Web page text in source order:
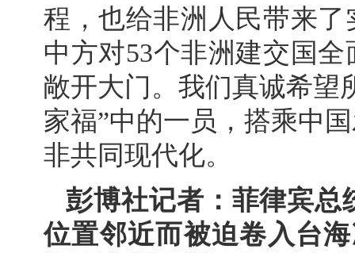
程，也给非洲人民带来
中方对53个非洲建交国
敞开大门。我们真诚希望
家福”中的一员，搭乘中
非共同现代化。
彭博社记者：菲律宾总
位置邻近而被迫卷入台